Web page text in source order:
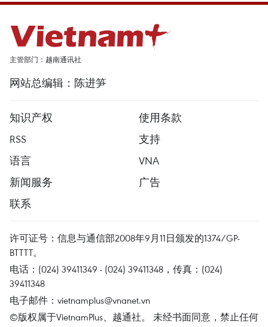
主管部门：越南通讯社
网站总编辑：陈进笋
知识产权
使用条款
RSS
支持
语言
VNA
新闻服务
广告
联系
许可证号：信息与通信部2008年9月11日颁发的1374/GP-
BTTTT。
电话：(024) 39411349 - (024) 39411348，传真：(024)
39411348
电子邮件： vietnamplus@vnanet.vn
©版权属于VietnamPlus、越通社。 未经书面同意，禁止任何